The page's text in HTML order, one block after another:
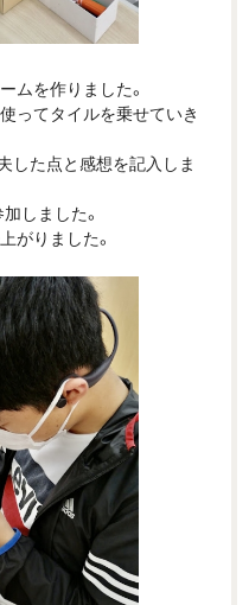
ムを作りました。
ってタイルを乗せていき
した点と感想を記入しま
しました。
がりました。